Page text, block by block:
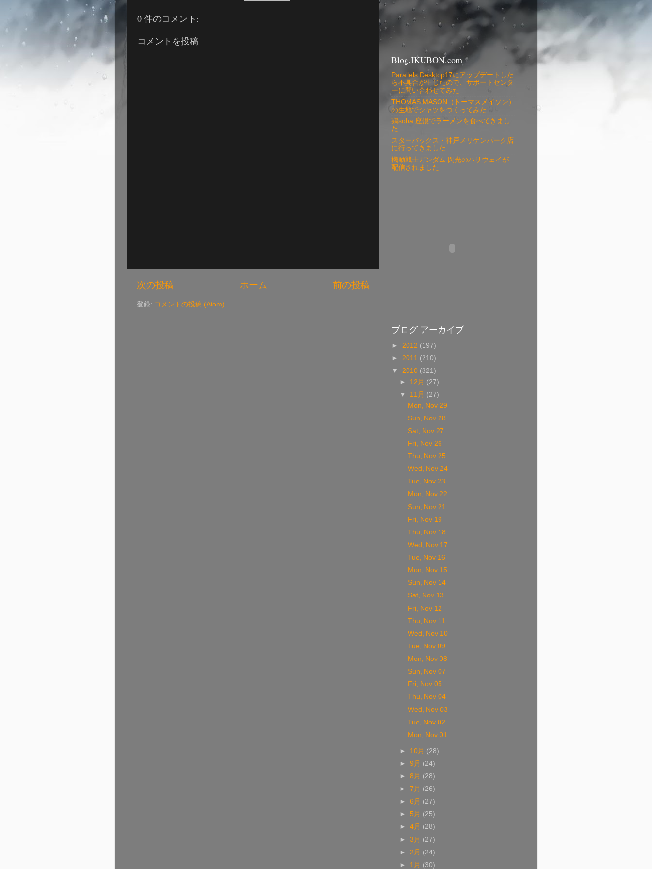
0 件のコメント:
コメントを投稿
次の投稿 前の投稿
ホーム
登録: コメントの投稿 (Atom)
Blog.IKUBON.com
Parallels Desktop17にアップデートした
ら不具合が生じたので、サポートセンタ
ーに問い合わせてみた
THOMAS MASON（トーマスメイソン）
の生地でシャツをつくってみた
鶏soba 座銀でラーメンを食べてきまし
た
スターバックス・神戸メリケンパーク店
に行ってきました
機動戦士ガンダム 閃光のハサウェイが
配信されました
ブログ アーカイブ
► 2012 (197)
► 2011 (210)
▼ 2010 (321)
► 12月 (27)
▼ 11月 (27)
Mon, Nov 29
Sun, Nov 28
Sat, Nov 27
Fri, Nov 26
Thu, Nov 25
Wed, Nov 24
Tue, Nov 23
Mon, Nov 22
Sun, Nov 21
Fri, Nov 19
Thu, Nov 18
Wed, Nov 17
Tue, Nov 16
Mon, Nov 15
Sun, Nov 14
Sat, Nov 13
Fri, Nov 12
Thu, Nov 11
Wed, Nov 10
Tue, Nov 09
Mon, Nov 08
Sun, Nov 07
Fri, Nov 05
Thu, Nov 04
Wed, Nov 03
Tue, Nov 02
Mon, Nov 01
► 10月 (28)
►9月 (24)
►8月 (28)
►7月 (26)
►6月 (27)
► 5月 (25)
►4月 (28)
►3月 (27)
► 2月 (24)
► 1月 (30)